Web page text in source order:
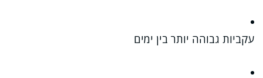
עקביות גבוהה יותר בין ימים